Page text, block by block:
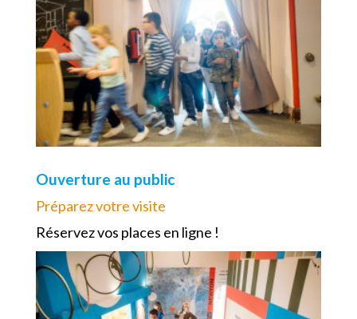
Ouverture au public
Préparez votre visite
Réservez vos places en ligne !